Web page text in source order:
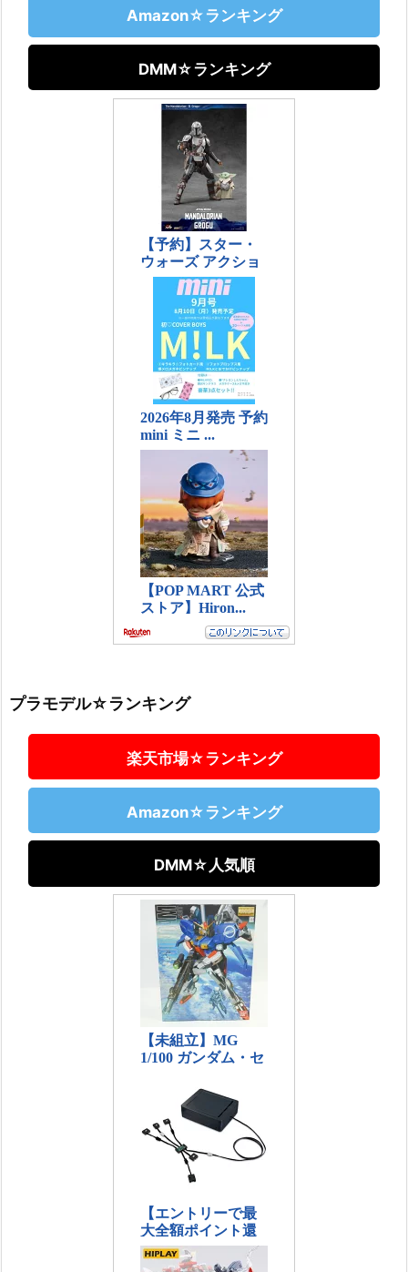
Amazon☆ランキング
DMM☆ランキング
プラモデル☆ランキング
楽天市場☆ランキング
Amazon☆ランキング
DMM☆人気順